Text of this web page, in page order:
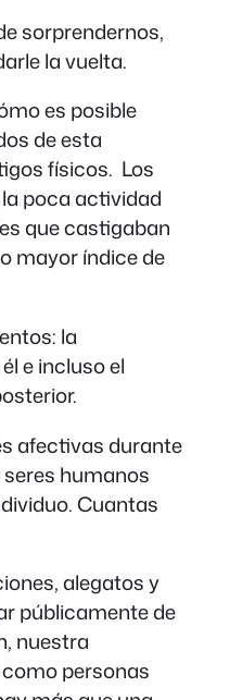
sorprendernos,
la vuelta.
es posible
de esta
físicos. Los
poca actividad
que castigaban
mayor índice de
la
e incluso el
afectivas durante
humanos
Cuantas
alegatos y
públicamente de
nuestra
personas